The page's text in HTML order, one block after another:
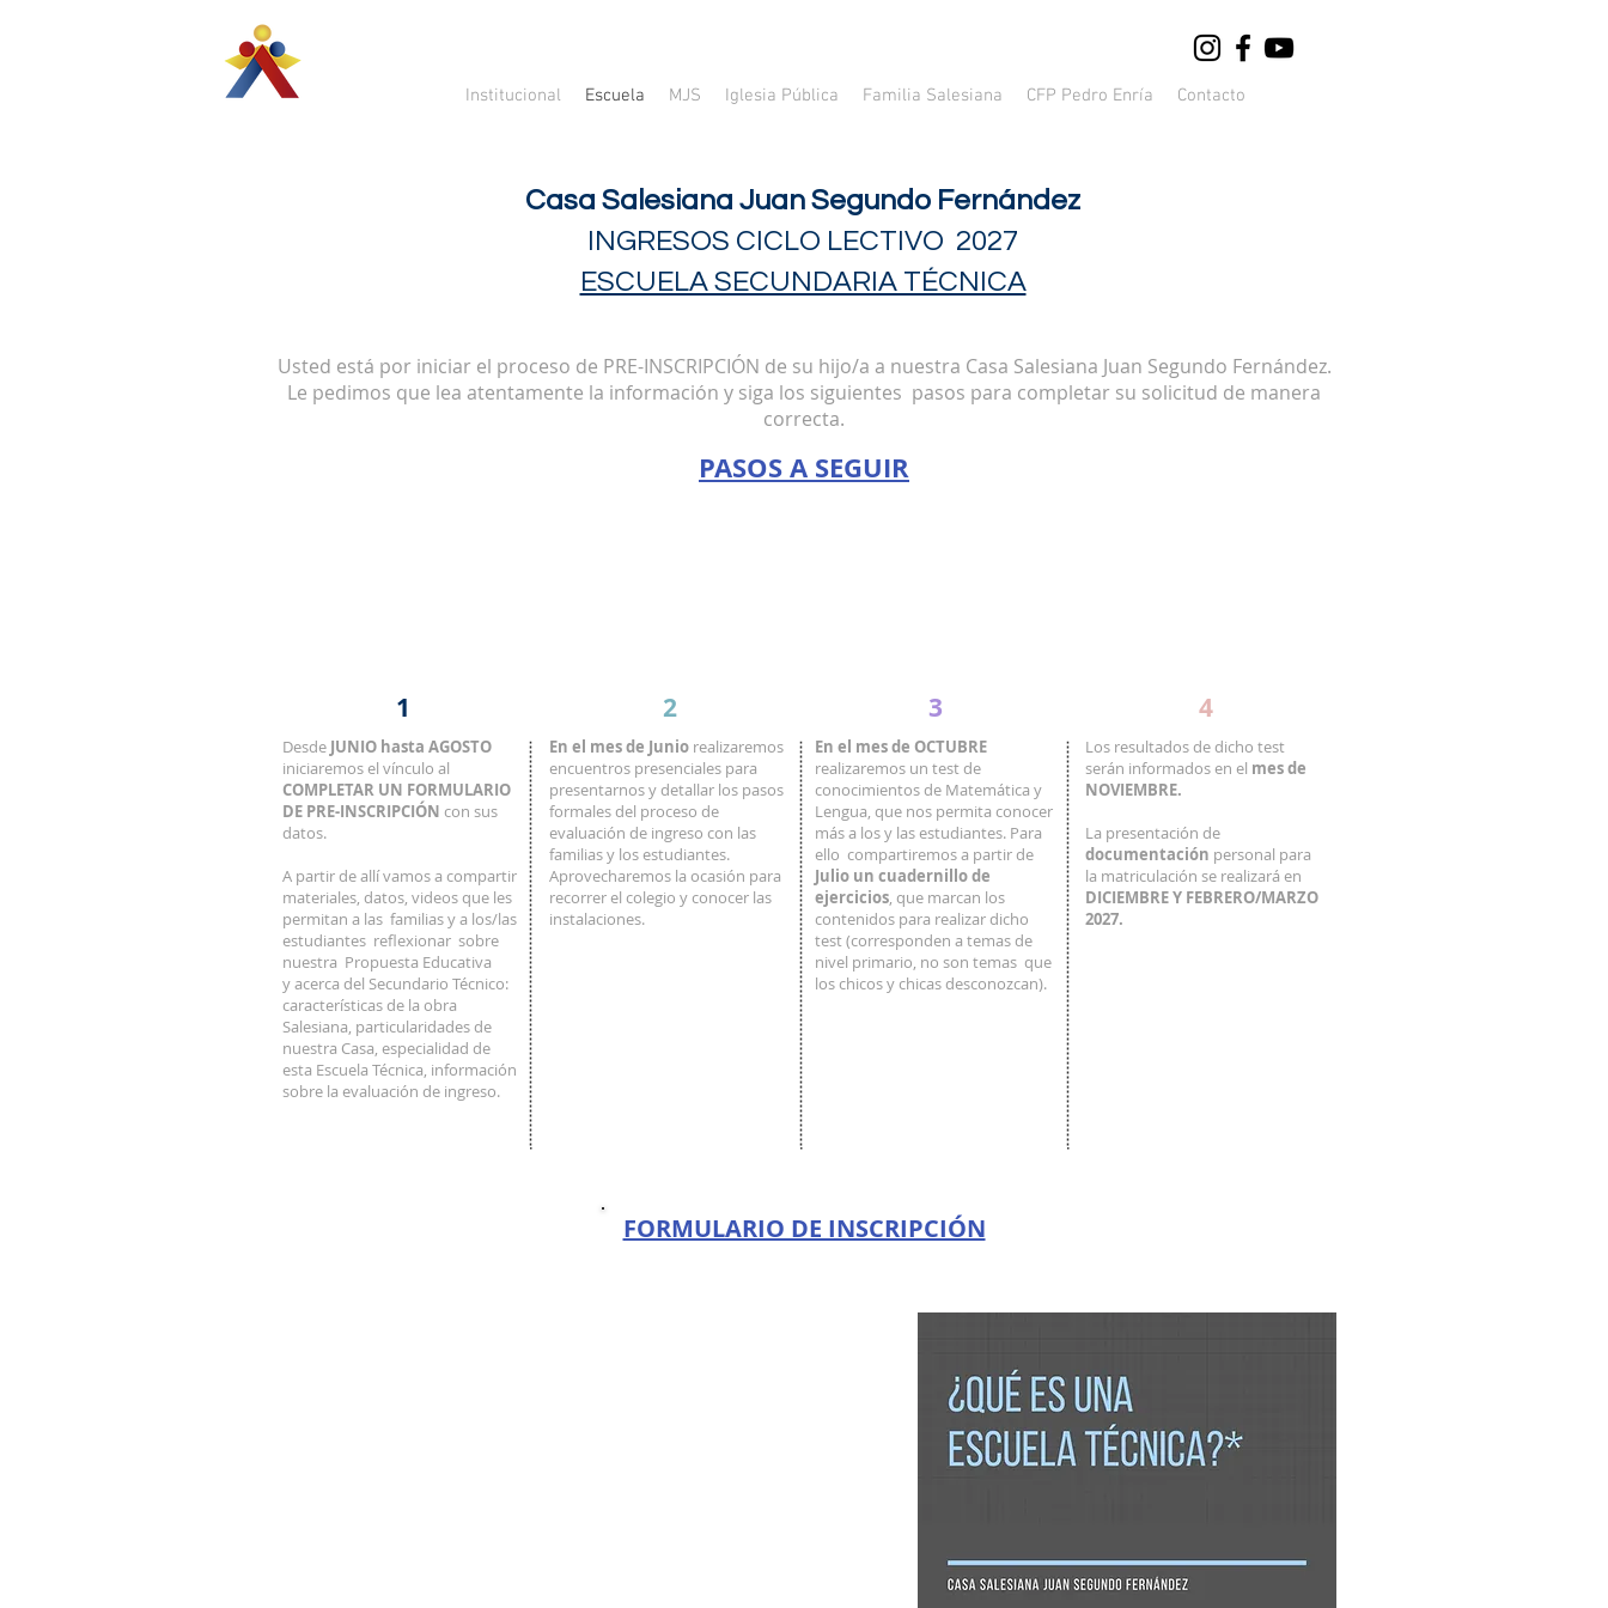
Institucional Escuela MJS Iglesia Pública Familia Salesiana CFP Pedro Enría Contacto
Casa Salesiana Juan Segundo Fernández
INGRESOS CICLO LECTIVO 2027
ESCUELA SECUNDARIA TÉCNICA
Usted está por iniciar el proceso de PRE-INSCRIPCIÓN de su hijo/a a nuestra Casa Salesiana Juan Segundo Fernández.
Le pedimos que lea atentamente la información y siga los siguientes pasos para completar su solicitud de manera
correcta.
PASOS A SEGUIR
1 2 3 4
Desde JUNIO hasta AGOSTO
iniciaremos el vínculo al
COMPLETAR UN FORMULARIO
DE PRE-INSCRIPCIÓN con sus
datos.
A partir de allí vamos a compartir
materiales, datos, videos que les
permitan a las familias y a los/las
estudiantes reflexionar sobre
nuestra Propuesta Educativa
y acerca del Secundario Técnico:
características de la obra
Salesiana, particularidades de
nuestra Casa, especialidad de
esta Escuela Técnica, información
sobre la evaluación de ingreso.
En el mes de Junio realizaremos
encuentros presenciales para
presentarnos y detallar los pasos
formales del proceso de
evaluación de ingreso con las
familias y los estudiantes.
Aprovecharemos la ocasión para
recorrer el colegio y conocer las
instalaciones.
En el mes de OCTUBRE
realizaremos un test de
conocimientos de Matemática y
Lengua, que nos permita conocer
más a los y las estudiantes. Para
ello compartiremos a partir de
Julio un cuadernillo de
ejercicios, que marcan los
contenidos para realizar dicho
test (corresponden a temas de
nivel primario, no son temas que
los chicos y chicas desconozcan).
Los resultados de dicho test
serán informados en el mes de
NOVIEMBRE.
La presentación de
documentación personal para
la matriculación se realizará en
DICIEMBRE Y FEBRERO/MARZO
2027.
FORMULARIO DE INSCRIPCIÓN